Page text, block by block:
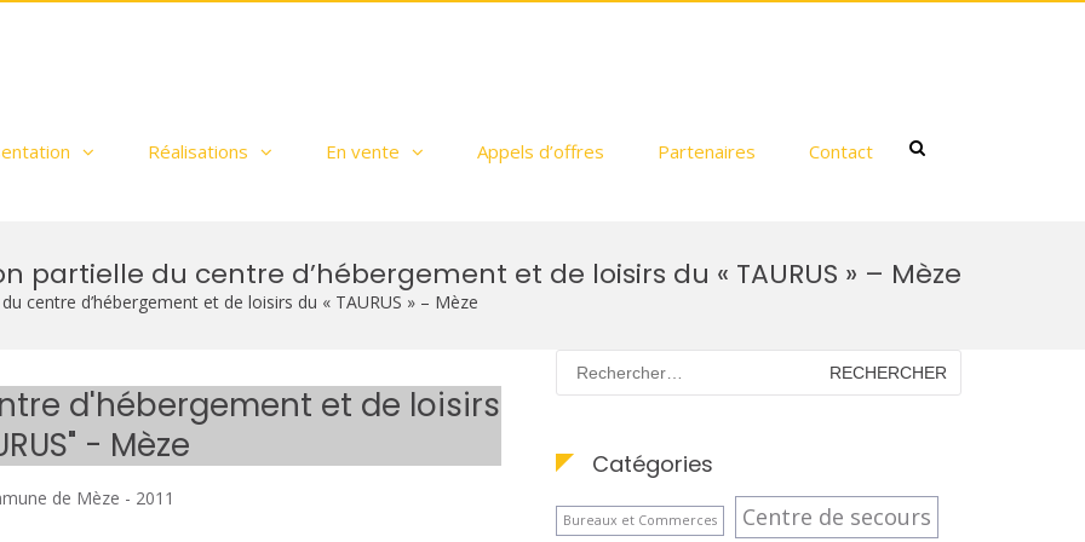
Réalisations En vente Appels d’offres Partenaires Contact
Show
partielle du centre d’hébergement et de loisirs du « TAURUS » – Mèze
centre d’hébergement et de loisirs du « TAURUS » – Mèze
d'hébergement et de loisirs
- Mèze
de Mèze - 2011
Rechercher :
Catégories
Bureaux et Commerces Centre de secours